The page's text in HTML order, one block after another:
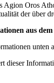
Agion Oros
der über
aus dem
unten
dieser